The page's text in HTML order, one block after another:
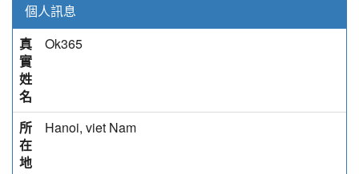
個人訊息
真
實
姓
名
Ok365
所
在
地
Hanoi, viet Nam